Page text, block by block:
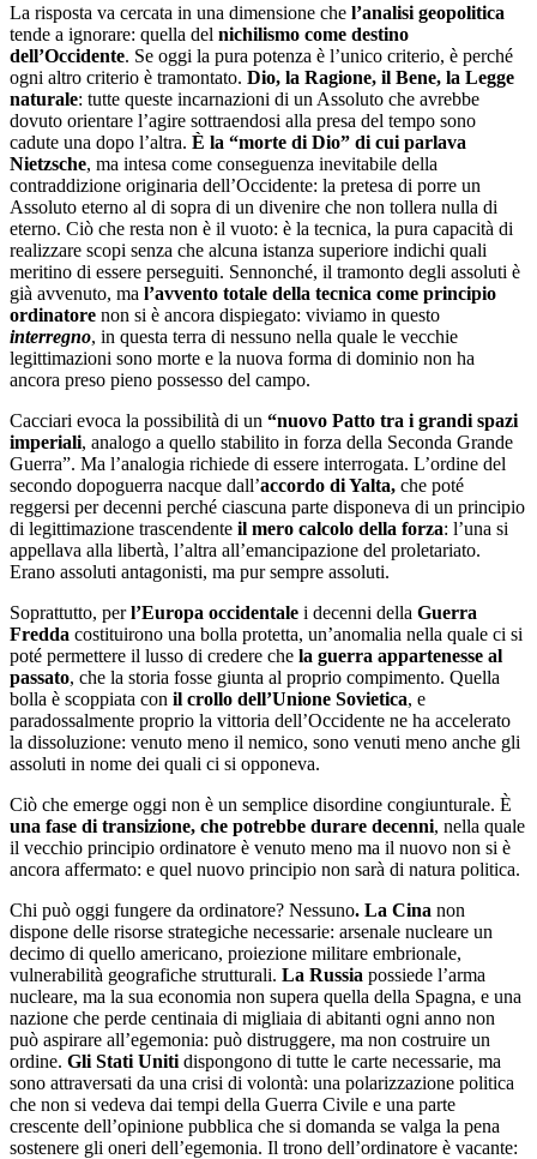
La risposta va cercata in una dimensione che l’analisi geopolitica
tende a ignorare: quella del nichilismo come destino
dell’Occidente. Se oggi la pura potenza è l’unico criterio, è perché
ogni altro criterio è tramontato. Dio, la Ragione, il Bene, la Legge
naturale: tutte queste incarnazioni di un Assoluto che avrebbe
dovuto orientare l’agire sottraendosi alla presa del tempo sono
cadute una dopo l’altra. È la “morte di Dio” di cui parlava
Nietzsche, ma intesa come conseguenza inevitabile della
contraddizione originaria dell’Occidente: la pretesa di porre un
Assoluto eterno al di sopra di un divenire che non tollera nulla di
eterno. Ciò che resta non è il vuoto: è la tecnica, la pura capacità di
realizzare scopi senza che alcuna istanza superiore indichi quali
meritino di essere perseguiti. Sennonché, il tramonto degli assoluti è
già avvenuto, ma l’avvento totale della tecnica come principio
ordinatore non si è ancora dispiegato: viviamo in questo
interregno, in questa terra di nessuno nella quale le vecchie
legittimazioni sono morte e la nuova forma di dominio non ha
ancora preso pieno possesso del campo.
Cacciari evoca la possibilità di un “nuovo Patto tra i grandi spazi
imperiali, analogo a quello stabilito in forza della Seconda Grande
Guerra”. Ma l’analogia richiede di essere interrogata. L’ordine del
secondo dopoguerra nacque dall’accordo di Yalta, che poté
reggersi per decenni perché ciascuna parte disponeva di un principio
di legittimazione trascendente il mero calcolo della forza: l’una si
appellava alla libertà, l’altra all’emancipazione del proletariato.
Erano assoluti antagonisti, ma pur sempre assoluti.
Soprattutto, perl’Europa occidentale i decenni della Guerra
Fredda costituirono una bolla protetta, un’anomalia nella quale ci si
poté permettere il lusso di credere che la guerra appartenesse al
passato, che la storia fosse giunta al proprio compimento. Quella
bolla è scoppiata con il crollo dell’Unione Sovietica, e
paradossalmente proprio la vittoria dell’Occidente ne ha accelerato
la dissoluzione: venuto meno il nemico, sono venuti meno anche gli
assoluti in nome dei quali ci si opponeva.
Ciò che emerge oggi non è un semplice disordine congiunturale. È
una fase di transizione, che potrebbe durare decenni, nella quale
il vecchio principio ordinatore è venuto meno ma il nuovo non si è
ancora affermato: e quel nuovo principio non sarà di natura politica.
Chi può oggi fungere da ordinatore? Nessuno. La Cina non
dispone delle risorse strategiche necessarie: arsenale nucleare un
decimo di quello americano, proiezione militare embrionale,
vulnerabilità geografiche strutturali. La Russia possiede l’arma
nucleare, ma la sua economia non supera quella della Spagna, e una
nazione che perde centinaia di migliaia di abitanti ogni anno non
può aspirare all’egemonia: può distruggere, ma non costruire un
ordine. Gli Stati Uniti dispongono di tutte le carte necessarie, ma
sono attraversati da una crisi di volontà: una polarizzazione politica
che non si vedeva dai tempi della Guerra Civile e una parte
crescente dell’opinione pubblica che si domanda se valga la pena
sostenere gli oneri dell’egemonia. Il trono dell’ordinatore è vacante: